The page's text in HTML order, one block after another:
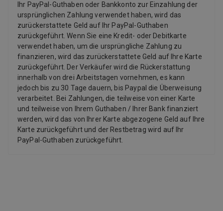
Ihr PayPal-Guthaben oder Bankkonto zur Einzahlung der
ursprünglichen Zahlung verwendet haben, wird das
zurückerstattete Geld auf Ihr PayPal-Guthaben
zurückgeführt. Wenn Sie eine Kredit- oder Debitkarte
verwendet haben, um die ursprüngliche Zahlung zu
finanzieren, wird das zurückerstattete Geld auf Ihre Karte
zurückgeführt. Der Verkäufer wird die Rückerstattung
innerhalb von drei Arbeitstagen vornehmen, es kann
jedoch bis zu 30 Tage dauern, bis Paypal die Überweisung
verarbeitet. Bei Zahlungen, die teilweise von einer Karte
und teilweise von Ihrem Guthaben / Ihrer Bank finanziert
werden, wird das von Ihrer Karte abgezogene Geld auf Ihre
Karte zurückgeführt und der Restbetrag wird auf Ihr
PayPal-Guthaben zurückgeführt.